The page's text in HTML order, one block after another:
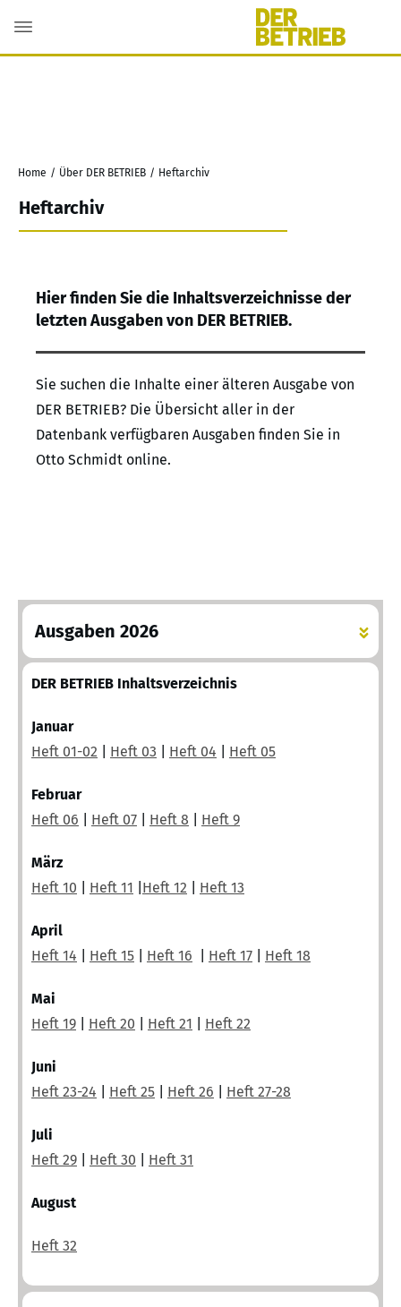
Home / Über DER BETRIEB / Heftarchiv
Heftarchiv
Hier finden Sie die Inhaltsverzeichnisse der
letzten Ausgaben von DER BETRIEB.
Sie suchen die Inhalte einer älteren Ausgabe von
DER BETRIEB? Die Übersicht aller in der
Datenbank verfügbaren Ausgaben finden Sie in
Otto Schmidt online.
Ausgaben 2026
DER BETRIEB Inhaltsverzeichnis
Januar
Heft 01-02
Heft 03 Heft 04 Heft 05
Februar
Heft 06
Heft 07 Heft 8 Heft 9
März
Heft 10
Heft 11 Heft 12 Heft 13
April
Heft 14
Heft 15 Heft 16 Heft 17 Heft 18
Mai
Heft 19
Heft 20 Heft 21 Heft 22
Juni
Heft 23-24
Heft 25 Heft 26 Heft 27-28
Juli
Heft 29
Heft 30 Heft 31
August
Heft 32